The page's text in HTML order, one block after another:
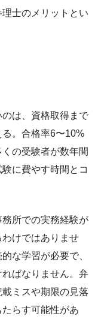
士のメリットとい
は、資格取得まで
。合格率6〜10%
の受験者が数年間
に費やす時間とコ
所での実務経験が
けではありませ
な学習が必要で、
ばなりません。弁
ミスや期限の見落
らす可能性があ